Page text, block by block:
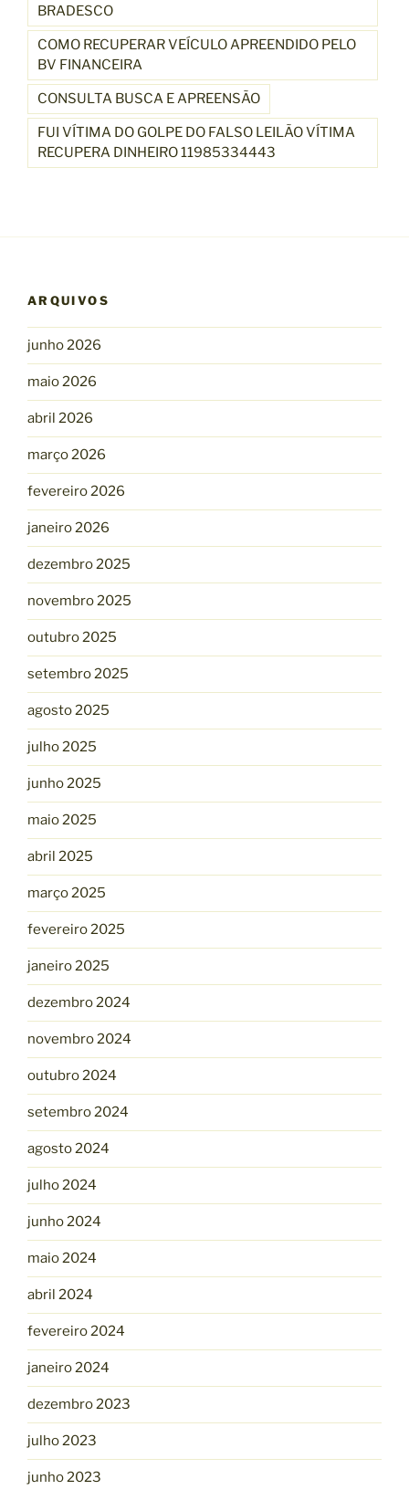
BRADESCO
COMO RECUPERAR VEÍCULO APREENDIDO PELO
BV FINANCEIRA
CONSULTA BUSCA E APREENSÃO
FUI VÍTIMA DO GOLPE DO FALSO LEILÃO VÍTIMA
RECUPERA DINHEIRO 11985334443
ARQUIVOS
junho 2026
maio 2026
abril 2026
março 2026
fevereiro 2026
janeiro 2026
dezembro 2025
novembro 2025
outubro 2025
setembro 2025
agosto 2025
julho 2025
junho 2025
maio 2025
abril 2025
março 2025
fevereiro 2025
janeiro 2025
dezembro 2024
novembro 2024
outubro 2024
setembro 2024
agosto 2024
julho 2024
junho 2024
maio 2024
abril 2024
fevereiro 2024
janeiro 2024
dezembro 2023
julho 2023
junho 2023